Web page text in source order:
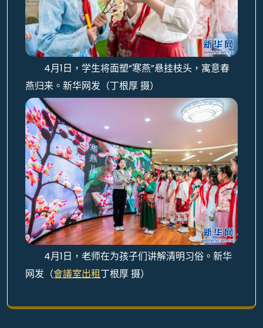
4月1日，学生将面塑“寒燕”悬挂枝头，寓意春
燕归来。新华网发（丁根厚 摄）
4月1日，老师在为孩子们讲解清明习俗。新华
网发（會議室出租丁根厚 摄）